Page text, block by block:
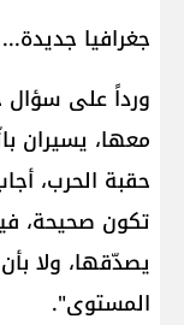
جغرافيا جديدة...
ورداً على سؤال
معها، يسيران
حقبة الحرب،
تكون صحيحة،
يصدّقها، ولا
المستوى".